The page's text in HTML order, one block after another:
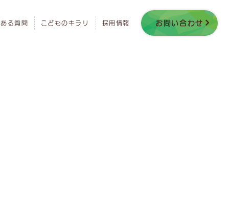
る質問 こどものキラリ 採用情報 お問い合わせ